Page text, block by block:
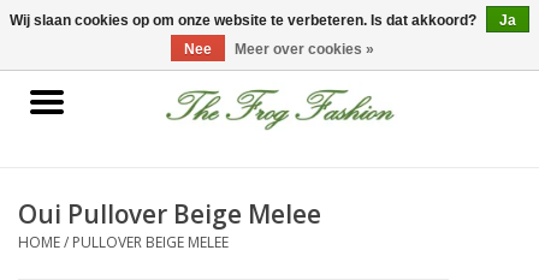
0 Artikelen - €0,00
Home
Nieuwe collectie
Oui Pullover Beige Melee
HOME/ PULLOVER BEIGE MELEE
Wij slaan cookies op om onze website te verbeteren. Is dat akkoord?
Ja
Nee
Meer over cookies »